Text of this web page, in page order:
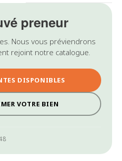
preneur
Nous vous préviendrons
rejoint notre catalogue.
DISPONIBLES
VOTRE BIEN